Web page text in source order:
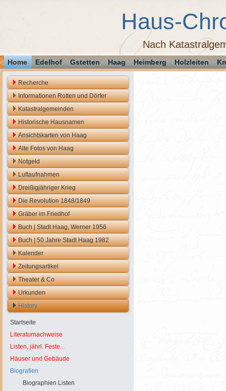
Haus-
Nach
Home Edelhof Gstetten Haag Heimberg Holzleiten
Recherche
Informationen Rotten und Dörfer
Katastralgemeinden
Historische Hausnamen
Ansichtskarten von Haag
Alte Fotos von Haag
Notgeld
Luftaufnahmen
Dreißigjähriger Krieg
Die Revolution 1848/1849
Gräber im Friedhof
Buch | Stadt Haag, Werner 1956
Buch | 50 Jahre Stadt Haag 1982
Kalender
Zeitungsartikel
Theater & Co
Urkunden
History
Startseite
Literaturnachweise
Listen, jährl. Feste...
Häuser und Gebäude
Biografien
Biographien Listen